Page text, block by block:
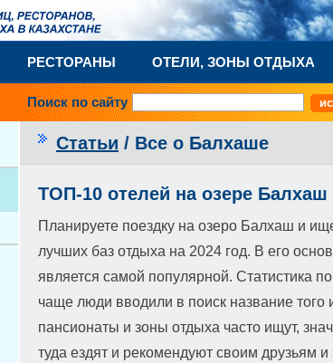
РЕСТОРАНЫ ОТЕЛИ, ЗОНЫ ОТДЫХА
Поиск по сайту
Статьи / Все о Балхаше
ТОП-10 отелей на озере Балхаш
Планируете поездку на озеро Балхаш и
лучших баз отдыха на 2024 год. В его
является самой популярной. Статистика
чаще люди вводили в поиск название
пансионаты и зоны отдыха часто ищут,
туда ездят и рекомендуют своим друзьям